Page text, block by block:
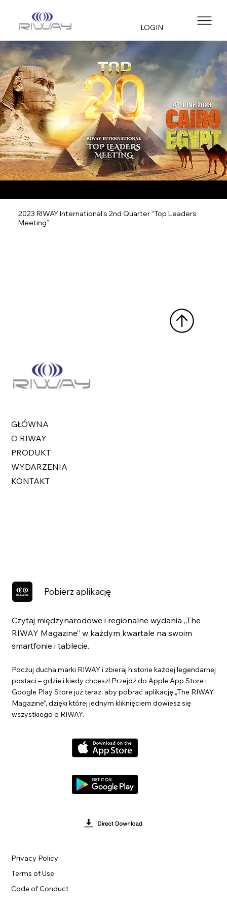
LOGIN
2023 RIWAY International’s 2nd Quarter “Top Leaders
Meeting”
GŁÓWNA
O RIWAY
PRODUKT
WYDARZENIA
KONTAKT
Pobierz aplikację
Czytaj międzynarodowe i regionalne wydania „The
RIWAY Magazine” w każdym kwartale na swoim
smartfonie i tablecie.
Poczuj ducha marki RIWAY i zbieraj historie każdej legendarnej
postaci – gdzie i kiedy chcesz! Przejdź do Apple App Store i
Google Play Store już teraz, aby pobrać aplikację „The RIWAY
Magazine”, dzięki której jednym kliknięciem dowiesz się
wszystkiego o RIWAY.
Terms of Use
Privacy Policy
Code of Conduct